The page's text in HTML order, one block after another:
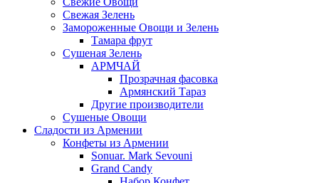
Свежая Зелень
Замороженные Овощи и Зелень
Тамара фрут
Сушеная Зелень
АРМЧАЙ
Прозрачная фасовка
Армянский Тараз
Другие производители
Сушеные Овощи
Сладости из Армении
Конфеты из Армении
Sonuar. Mark Sevouni
Grand Candy